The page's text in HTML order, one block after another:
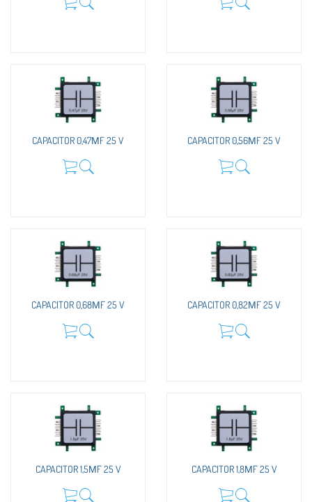
CAPACITOR 0,47ΜF 25 V CAPACITOR 0,56ΜF 25 V
CAPACITOR 0,68ΜF 25 V CAPACITOR 0,82ΜF 25 V
CAPACITOR 1,5ΜF 25 V CAPACITOR 1,8ΜF 25 V